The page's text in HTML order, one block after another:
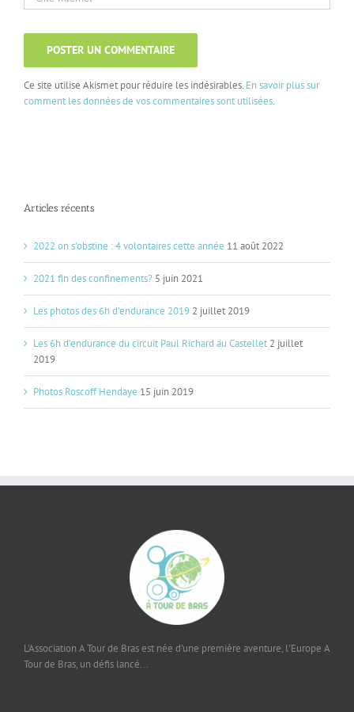
Ce site utilise Akismet pour réduire les indésirables. En savoir plus sur
comment les données de vos commentaires sont utilisées.
Articles récents
2022 on s’obstine : 4 volontaires cette année 11 août 2022
2021 fin des confinements? 5 juin 2021
Les photos des 6h d’endurance 2019 2 juillet 2019
Les 6h d’endurance du circuit Paul Richard au Castellet 2 juillet
2019
Photos Roscoff Hendaye 15 juin 2019
L'Association A Tour de Bras est née d'une première aventure, l'Europe A
Tour de Bras, un défis lancé...